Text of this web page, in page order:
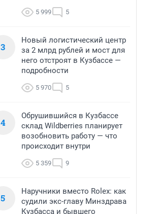
5 999 5
3
Новый логистический центр
за 2 млрд рублей и мост для
него отстроят в Кузбассе —
подробности
5 970 5
4
Обрушившийся в Кузбассе
склад Wildberries планирует
возобновить работу — что
происходит внутри
5 359 9
5
Наручники вместо Rolex: как
судили экс-главу Минздрава
Кузбасса и бывшего